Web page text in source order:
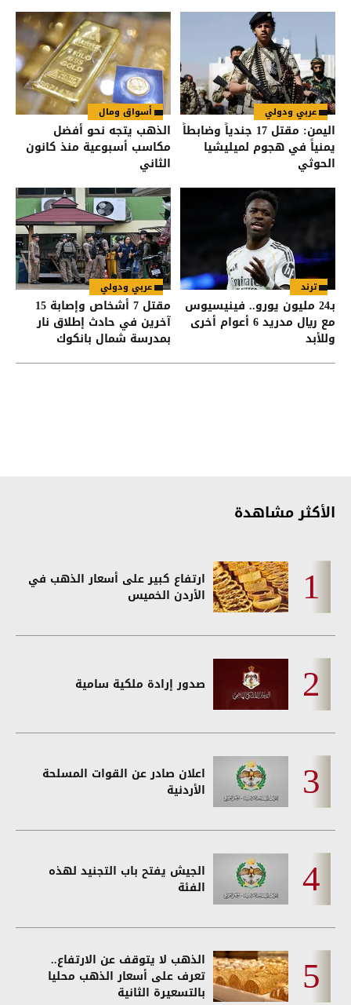
عربي ودولي
اليمن: مقتل 17 جندياً وضابطاً
يمنياً في هجوم لميليشيا
الحوثي
أسواق ومال
الذهب يتجه نحو أفضل
مكاسب أسبوعية منذ كانون
الثاني
ترند
بـ24 مليون يورو.. فينيسيوس
مع ريال مدريد 6 أعوام أخرى
وللأبد
عربي ودولي
مقتل 7 أشخاص وإصابة 15
آخرين في حادث إطلاق نار
بمدرسة شمال بانكوك
الأكثر مشاهدة
ارتفاع كبير على أسعار الذهب في
الأردن الخميس
صدور إرادة ملكية سامية
اعلان صادر عن القوات المسلحة
الأردنية
الجيش يفتح باب التجنيد لهذه
الفئة
الذهب لا يتوقف عن الارتفاع..
تعرف على أسعار الذهب محليا
بالتسعيرة الثانية